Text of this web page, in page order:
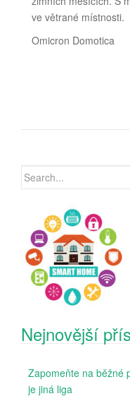
ve větrané místnosti.
Omicron Domotica
Search
Nejnovější
Zapomeňte na běžné
je jiná liga